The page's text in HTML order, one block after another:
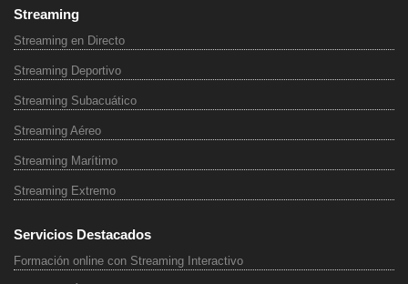
Streaming
Streaming en Directo
Streaming Deportivo
Streaming Subacuático
Streaming Aéreo
Streaming Marítimo
Streaming Extremo
Servicios Destacados
Formación online con Streaming Interactivo